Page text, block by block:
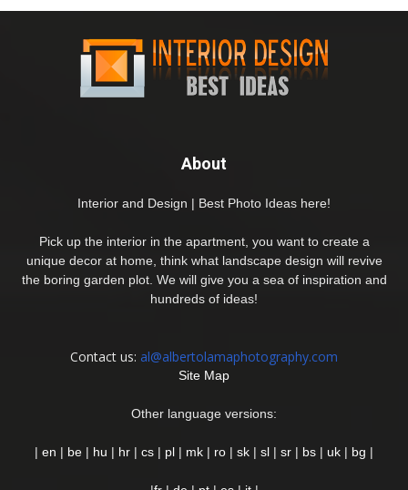
About
Interior and Design | Best Photo Ideas here!
Pick up the interior in the apartment, you want to create a
unique decor at home, think what landscape design will revive
the boring garden plot. We will give you a sea of inspiration and
hundreds of ideas!
Contact us: al@albertolamaphotography.com
Site Map
Other language versions:
| en | be | hu | hr | cs | pl | mk | ro | sk | sl | sr | bs | uk | bg |